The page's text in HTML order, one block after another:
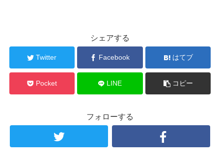
シェアする
Twitter Facebook はてブ
Pocket LINE コピー
フォローする